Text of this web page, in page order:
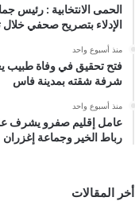
الحمى الانتخابية : رئيس
الإدلاء بتصريح صحفي
منذ أسبوع واحد
فتح تحقيق في وفاة
شرفة شقته بمدينة فاس
منذ أسبوع واحد
عامل إقليم صفرو يشرف
رباط الخير وجماعة إغزران
أخر المقالات